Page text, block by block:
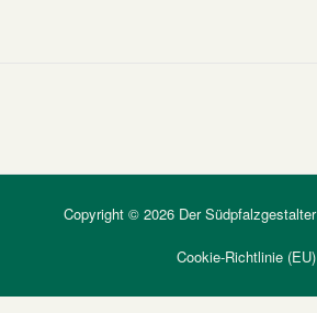
Copyright © 2026 Der Südpfalzgestalter
Cookie-Richtlinie (EU)